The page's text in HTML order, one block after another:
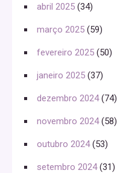
abril 2025 (34)
março 2025 (59)
fevereiro 2025 (50)
janeiro 2025 (37)
dezembro 2024(74)
novembro 2024(58)
outubro 2024(53)
setembro 2024(31)